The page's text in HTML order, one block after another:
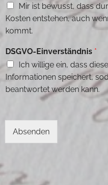
Mir ist bewusst, dass
Kosten entstehen, auch
kommt.
/
*
h
o
c
n
DSGVO-Einverständnis *
Ich willige ein, dass
Informationen speichert,
beantwortet werden kann.
Absenden